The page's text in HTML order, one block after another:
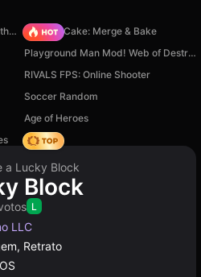
Sprunki World Online RP - Play with Friends!
Piece of Cake: Merge & Bake
Playground Man Mod! Web of Destruction!
RIVALS FPS: Online Shooter
Soccer Random
Age of Heroes
Hedgies
a Lucky Block
Block
L
LLC
Retrato